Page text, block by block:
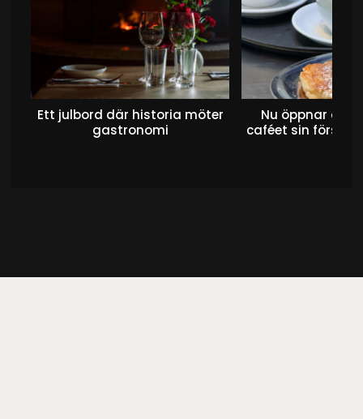
Ett julbord där historia möter
gastronomi
Nu öppnar det
caféet sin första